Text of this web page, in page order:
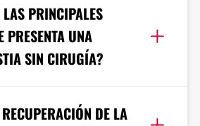
PRINCIPALES
PRESENTA UNA
SIN CIRUGÍA?
DE LA